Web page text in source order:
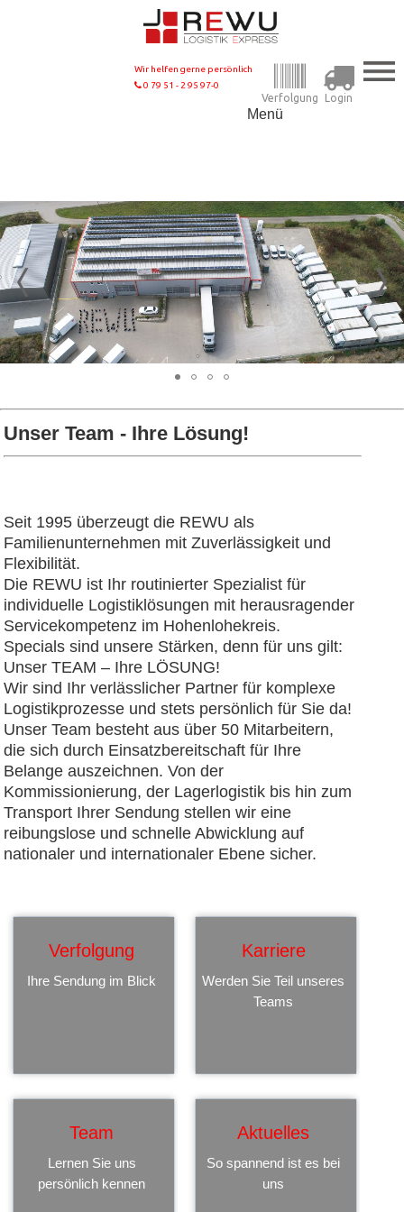
Wir helfen gerne persönlich
0 79 51 - 2 95 97-0
Verfolgung Login
Menü
Unser Team - Ihre Lösung!
Seit 1995 überzeugt die REWU als
Familienunternehmen mit Zuverlässigkeit und
Flexibilität.
Die REWU ist Ihr routinierter Spezialist für
individuelle Logistiklösungen mit herausragender
Servicekompetenz im Hohenlohekreis.
Specials sind unsere Stärken, denn für uns gilt:
Unser TEAM – Ihre LÖSUNG!
Wir sind Ihr verlässlicher Partner für komplexe
Logistikprozesse und stets persönlich für Sie da!
Unser Team besteht aus über 50 Mitarbeitern,
die sich durch Einsatzbereitschaft für Ihre
Belange auszeichnen. Von der
Kommissionierung, der Lagerlogistik bis hin zum
Transport Ihrer Sendung stellen wir eine
reibungslose und schnelle Abwicklung auf
nationaler und internationaler Ebene sicher.
Verfolgung
Ihre Sendung im Blick
Karriere
Werden Sie Teil unseres
Teams
Team
Lernen Sie uns
persönlich kennen
Aktuelles
So spannend ist es bei
uns